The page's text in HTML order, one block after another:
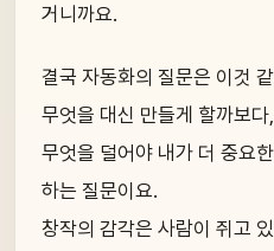
거니까요.
결국 자동화의 질문은 이것
무엇을 대신 만들게 할까보다,
무엇을 덜어야 내가 더 중요
하는 질문이요.
창작의 감각은 사람이 쥐고